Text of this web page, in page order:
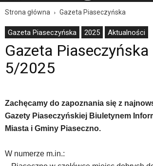
Piaseczno".
Strona
jest
pozwalające
przechodzić
do
które
znajduje
Strona główna Gazeta Piaseczyńska
Gazeta Piaseczyńska 2025 Aktualności
Gazeta Piaseczyńska
5/2025
Zachęcamy do zapoznania się z
Gazety Piaseczyńskiej Biuletynem
Miasta i Gminy Piaseczno.
W numerze m.in.: